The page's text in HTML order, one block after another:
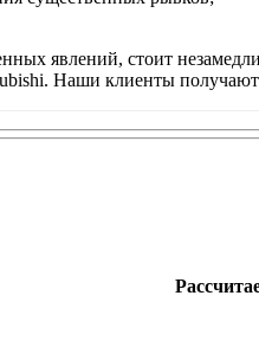
явлений, стоит
Наши клиенты